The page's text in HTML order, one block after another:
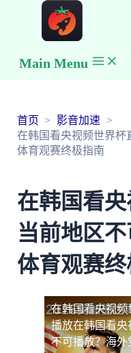
Main Menu
首页
影音加速
在韩国看央视频世界杯
体育观赛终极指南
在韩国看
当前地区
体育观赛
在韩国看央视
播放在韩国看央
不可播放？海